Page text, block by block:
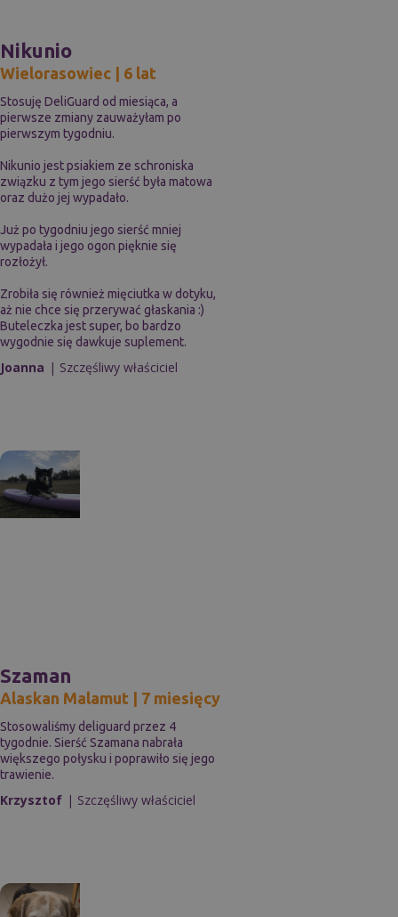
Nikunio
Wielorasowiec | 6 lat
Stosuję DeliGuard od miesiąca, a
pierwsze zmiany zauważyłam po
pierwszym tygodniu.
Nikunio jest psiakiem ze schroniska
związku z tym jego sierść była matowa
oraz dużo jej wypadało.
Już po tygodniu jego sierść mniej
wypadała i jego ogon pięknie się
rozłożył.
Zrobiła się również mięciutka w dotyku,
aż nie chce się przerywać głaskania :)
Buteleczka jest super, bo bardzo
wygodnie się dawkuje suplement.
Joanna | Szczęśliwy właściciel
Szaman
Alaskan Malamut | 7 miesięcy
Stosowaliśmy deliguard przez 4
tygodnie. Sierść Szamana nabrała
większego połysku i poprawiło się jego
trawienie.
Krzysztof | Szczęśliwy właściciel